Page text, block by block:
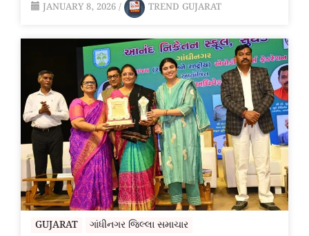
JANUARY 8, 2026 / TREND GUJARAT
GUJARAT ગાંધીનગર જિલ્લા સમાચાર